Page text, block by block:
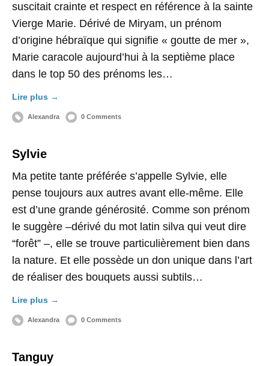
suscitait crainte et respect en référence à la sainte
Vierge Marie. Dérivé de Miryam, un prénom
d’origine hébraïque qui signifie « goutte de mer »,
Marie caracole aujourd’hui à la septième place
dans le top 50 des prénoms les…
Lire plus →
Alexandra 0 Comments
Sylvie
Ma petite tante préférée s’appelle Sylvie, elle
pense toujours aux autres avant elle-même. Elle
est d’une grande générosité. Comme son prénom
le suggère –dérivé du mot latin silva qui veut dire
“forêt” –, elle se trouve particulièrement bien dans
la nature. Et elle possède un don unique dans l’art
de réaliser des bouquets aussi subtils…
Lire plus →
Alexandra 0 Comments
Tanguy